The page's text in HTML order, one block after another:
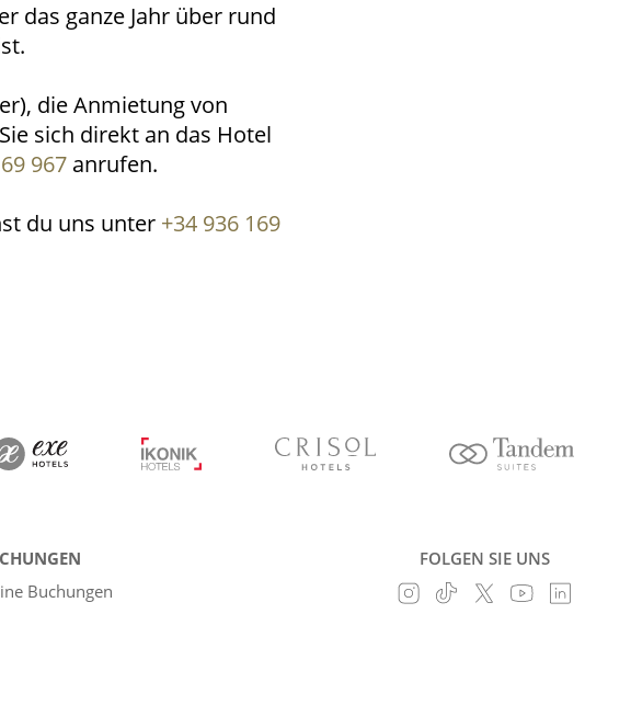
das ganze Jahr über rund
die Anmietung von
sich direkt an das Hotel
967anrufen.
du uns unter +34 936 169
Buchungen
FOLGEN SIE UNS